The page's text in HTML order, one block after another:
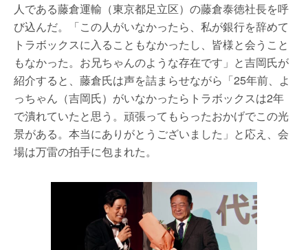
人である藤倉運輸（東京都足立区）の藤倉泰徳社長を呼
び込んだ。「この人がいなかったら、私が銀行を辞めて
トラボックスに入ることもなかったし、皆様と会うこと
もなかった。お兄ちゃんのような存在です」と吉岡氏が
紹介すると、藤倉氏は声を詰まらせながら「25年前、よ
っちゃん（吉岡氏）がいなかったらトラボックスは2年
で潰れていたと思う。頑張ってもらったおかげでこの光
景がある。本当にありがとうございました」と応え、会
場は万雷の拍手に包まれた。